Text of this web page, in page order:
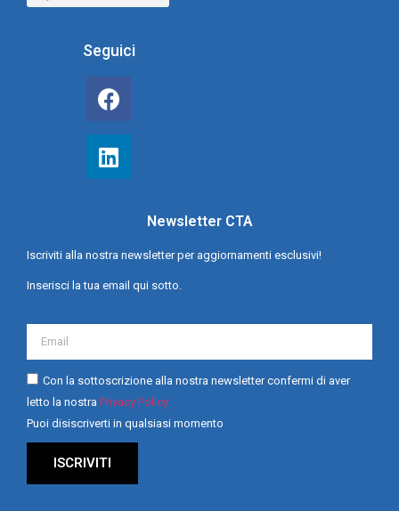
Seguici
Newsletter CTA
Iscriviti alla nostra newsletter per aggiornamenti esclusivi!
Inserisci la tua email qui sotto.
Con la sottoscrizione alla nostra newsletter confermi di aver
letto la nostra Privacy Policy
Puoi disiscriverti in qualsiasi momento
ISCRIVITI